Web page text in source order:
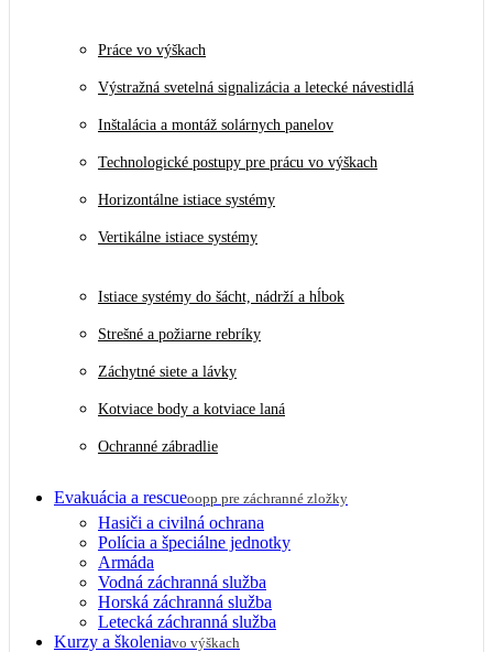
Práce vo výškach
Výstražná svetelná signalizácia a letecké návestidlá
Inštalácia a montáž solárnych panelov
Technologické postupy pre prácu vo výškach
Horizontálne istiace systémy
Vertikálne istiace systémy
Istiace systémy do šácht, nádrží a hĺbok
Strešné a požiarne rebríky
Záchytné siete a lávky
Kotviace body a kotviace laná
Ochranné zábradlie
Evakuácia a rescueoopp pre záchranné zložky
Hasiči a civilná ochrana
Polícia a špeciálne jednotky
Armáda
Vodná záchranná služba
Horská záchranná služba
Letecká záchranná služba
Kurzy a školeniavo výškach